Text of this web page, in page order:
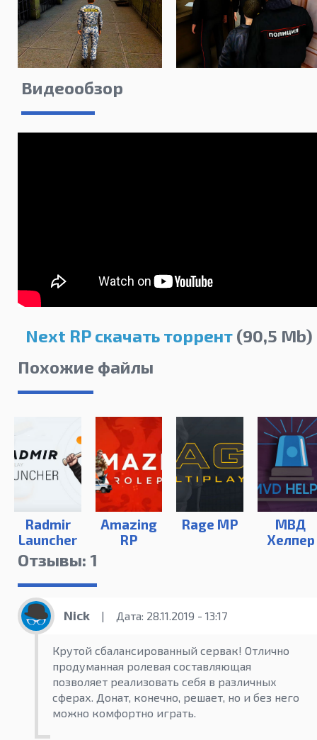
Видеообзор
Next RP скачать торрент (90,5 Mb)
Похожие файлы
Radmir
Launcher
Amazing
RP
Rage MP
МВД
Хелпер
Отзывы: 1
Nick | Дата: 28.11.2019 - 13:17
Крутой сбалансированный сервак! Отлично
продуманная ролевая составляющая
позволяет реализовать себя в различных
сферах. Донат, конечно, решает, но и без него
можно комфортно играть.